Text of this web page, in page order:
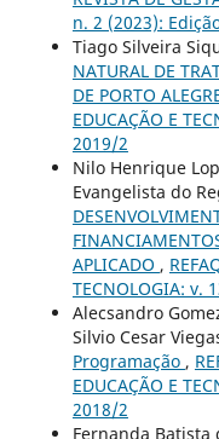
n. 2 (2023):
Tiago Silveira
NATURAL DE
DE PORTO
EDUCAÇÃO E
2019/2
Nilo Henrique
Evangelista do
APLICADO ,
TECNOLOGIA: v.
Alecsandro
Silvio Cesar
Programação ,
EDUCAÇÃO E
2018/2
Fernanda Batista